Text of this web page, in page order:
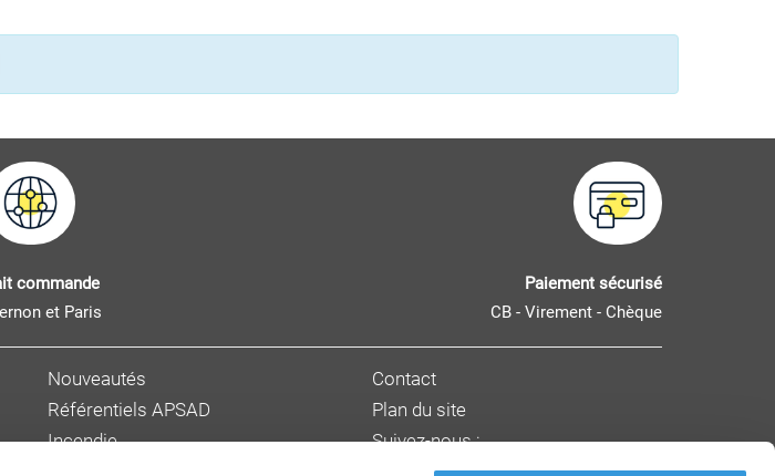
commande
et Paris
Paiement sécurisé
CB - Virement - Chèque
Nouveautés
Référentiels APSAD
Incendie
Contact
Plan du site
Suivez-nous :